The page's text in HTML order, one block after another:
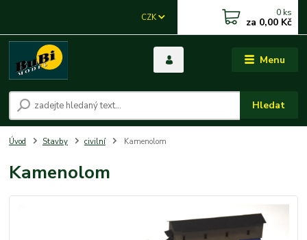
Menu
CZK
Hledat
0 ks
za 0,00 Kč
Úvod Stavby civilní Kamenolom
Kamenolom